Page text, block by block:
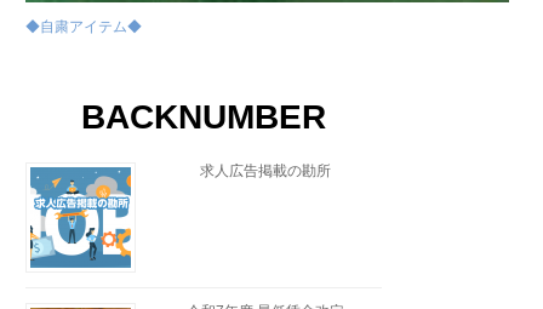
◆自粛アイテム◆
BACKNUMBER
求人広告掲載の勘所